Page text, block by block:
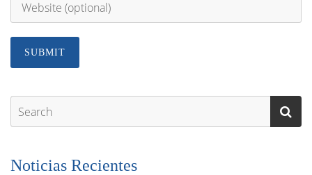
Noticias Recientes